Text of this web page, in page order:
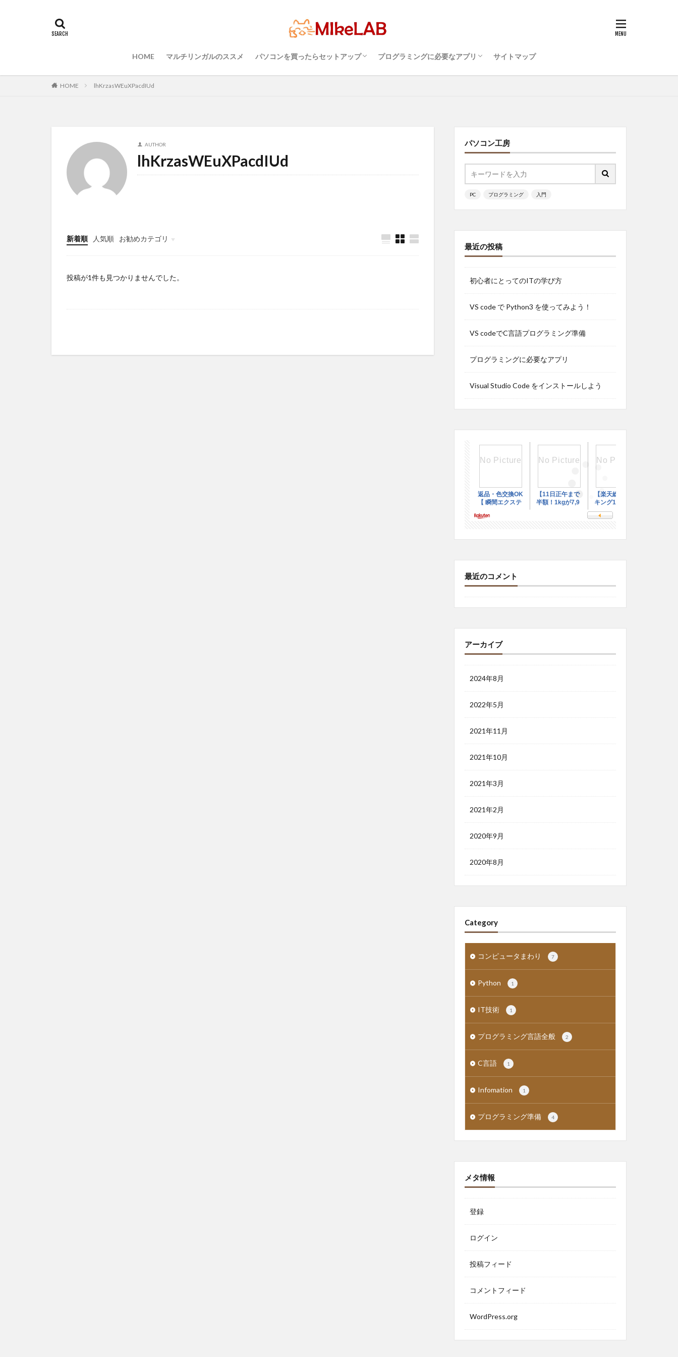
HOME マルチリンガルのススメ パソコンを買ったらセットアップ
超初心者のパソコンの選び方（３）・・・知
超初心者のパソコンの選び方（１）・・・
超初心者のパソコンの選び方（２）・・・快
プログラミングに必要なアプリ
プログラミングを行うためのコンピュータ環
パソコンのセキュリティ対策を行おう
Visual Studio Code をインストールしよう
タッチタイピングとプログラミング ・・・
サイトマップ
HOME lhKrzasWEuXPacdIUd
AUTHOR
lhKrzasWEuXPacdIUd
新着順 人気順
お勧めカテゴリ
Infomation
投稿が1件も見つかりませんでした。
パソコン工房
PC プログラミング 入門
最近の投稿
初心者にとってのITの学び方
VS code で Python3 を使ってみよう！
VS codeでC言語プログラミング準備
プログラミングに必要なアプリ
Visual Studio Code をインストールしよう
最近のコメント
アーカイブ
2024年8月
2022年5月
2021年11月
2021年10月
2021年3月
2021年2月
2020年9月
2020年8月
Category
コンピュータまわり 7
Python 1
IT技術 1
プログラミング言語全般 2
C言語 1
Infomation 1
プログラミング準備 4
メタ情報
登録
ログイン
投稿フィード
コメントフィード
WordPress.org
っておこうスペック
Windows？それとも Mac？
適に使うためのPC性能選び 境
めざせブラインドタッチ
セキュリティ対策ソフト Visual Studio Code